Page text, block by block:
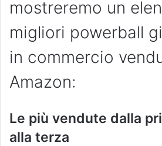
mostreremo un
migliori powerball
in commercio
Amazon:
Le più vendute dalla
alla terza